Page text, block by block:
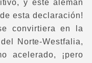
y este alemán
esta declaración!
convirtiera en la
Norte-Westfalia,
acelerado, ¡pero